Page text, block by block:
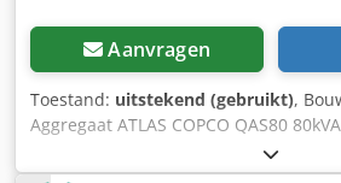
Aanvragen
Toestand: uitstekend (gebruikt),
Aggregaat ATLAS COPCO QAS80
Technische gegevens: Vermogen: 80
2017; Codpfx Aozdc Evsn Ujha